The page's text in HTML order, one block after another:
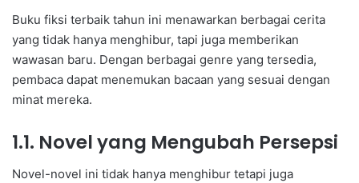
Buku fiksi terbaik tahun ini menawarkan berbagai cerita
yang tidak hanya menghibur, tapi juga memberikan
wawasan baru. Dengan berbagai genre yang tersedia,
pembaca dapat menemukan bacaan yang sesuai dengan
minat mereka.
1.1. Novel yang Mengubah Persepsi
Novel-novel ini tidak hanya menghibur tetapi juga